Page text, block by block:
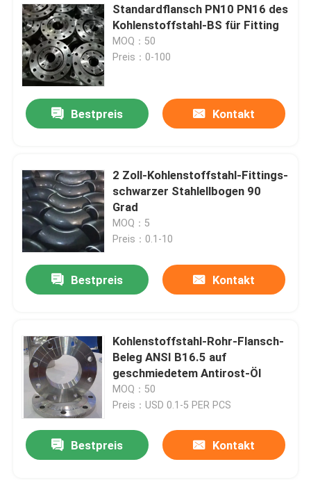
Standardflansch PN10 PN16 des
Kohlenstoffstahl-BS für Fitting
MOQ：50
Preis：0-100
Bestpreis Kontakt
2 Zoll-Kohlenstoffstahl-Fittings-
schwarzer Stahlellbogen 90
Grad
MOQ：5
Preis：0.1-10
Bestpreis Kontakt
Kohlenstoffstahl-Rohr-Flansch-
Beleg ANSI B16.5 auf
geschmiedetem Antirost-Öl
MOQ：50
Preis：USD 0.1-5 PER PCS
Bestpreis Kontakt